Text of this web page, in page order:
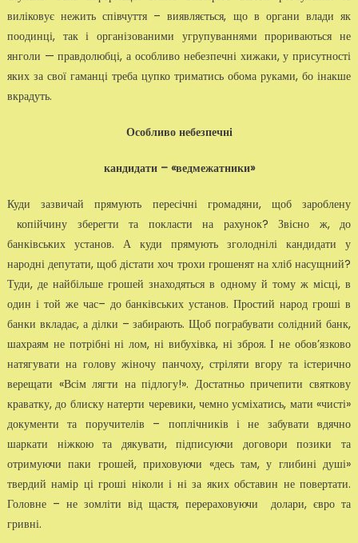
виліковує нежить співчуття – виявляється, що в органи влади як
поодинці, так і організованими угрупуваннями прориваються не
янголи — правдолюбці, а особливо небезпечні хижаки, у присутності
яких за свої гаманці треба цупко триматись обома руками, бо інакше
вкрадуть.
Особливо небезпечні
кандидати – «ведмежатники»
Куди зазвичай прямують пересічні громадяни, щоб зароблену
копійчину зберегти та покласти на рахунок? Звісно ж, до
банківських установ. А куди прямують зголоднілі кандидати у
народні депутати, щоб дістати хоч трохи грошенят на хліб насущний?
Туди, де найбільше грошей знаходяться в одному й тому ж місці, в
один і той же час– до банківських установ. Простий народ гроші в
банки вкладає, а ділки – забирають. Щоб пограбувати солідний банк,
шахраям не потрібні ні лом, ні вибухівка, ні зброя. І не обов’язково
натягувати на голову жіночу панчоху, стріляти вгору та істерично
верещати «Всім лягти на підлогу!». Достатньо причепити святкову
краватку, до блиску натерти черевики, чемно усміхатись, мати «чисті»
документи та поручителів – поплічників і не забувати вдячно
шаркати ніжкою та дякувати, підписуючи договори позики та
отримуючи паки грошей, приховуючи «десь там, у глибині душі»
твердий намір ці гроші ніколи і ні за яких обставин не повертати.
Головне – не зомліти від щастя, перераховуючи долари, євро та
гривні.